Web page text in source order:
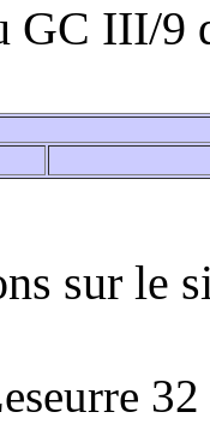
GC III/9
sur le
32